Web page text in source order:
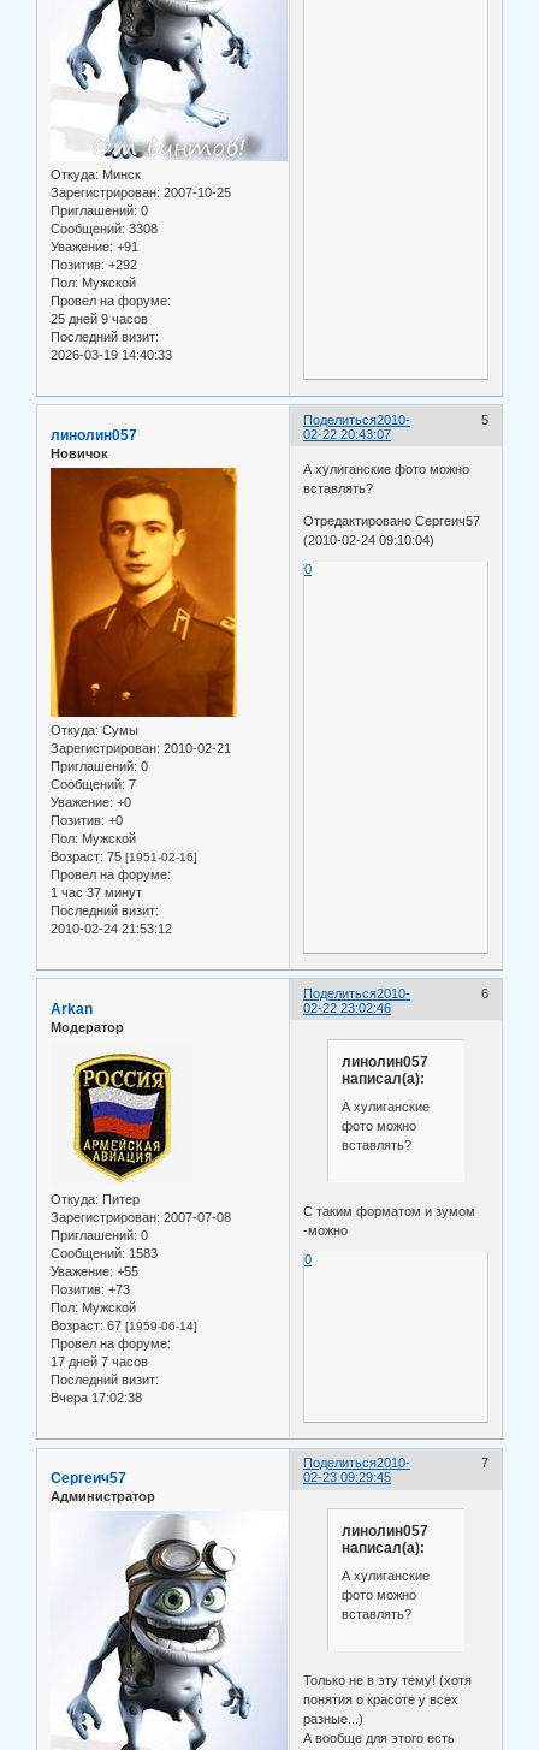
Откуда: Минск
Зарегистрирован: 2007-10-25
Приглашений: 0
Сообщений: 3308
Уважение: +91
Позитив: +292
Пол: Мужской
Провел на форуме:
25 дней 9 часов
Последний визит:
2026-03-19 14:40:33
Поделиться 5
2010-
02-22 20:43:07
линолин057
Новичок
Откуда: Сумы
Зарегистрирован: 2010-02-21
Приглашений: 0
Сообщений: 7
Уважение: +0
Позитив: +0
Пол: Мужской
Возраст: 75 [1951-02-16]
Провел на форуме:
1 час 37 минут
Последний визит:
2010-02-24 21:53:12
А хулиганские фото можно
вставлять?
Отредактировано Сергеич57
(2010-02-24 09:10:04)
0
Поделиться 6
2010-
02-22 23:02:46
Arkan
Модератор
Откуда: Питер
Зарегистрирован: 2007-07-08
Приглашений: 0
Сообщений: 1583
Уважение: +55
Позитив: +73
Пол: Мужской
Возраст: 67 [1959-06-14]
Провел на форуме:
17 дней 7 часов
Последний визит:
Вчера 17:02:38
линолин057
написал(а):
А хулиганские
фото можно
вставлять?
С таким форматом и зумом
-можно
0
Поделиться 7
2010-
02-23 09:29:45
Сергеич57
Администратор
линолин057
написал(а):
А хулиганские
фото можно
вставлять?
Только не в эту тему! (хотя
понятия о красоте у всех
разные...)
А вообще для этого есть